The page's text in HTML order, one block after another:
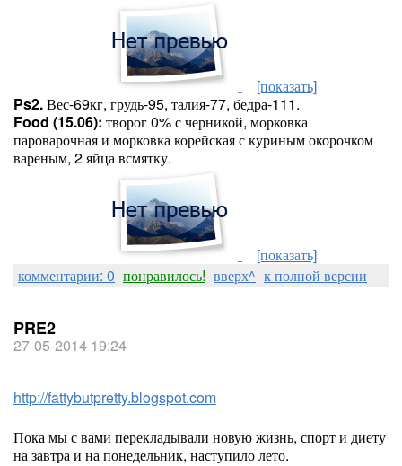
[показать]
Ps2.Вес-69кг, грудь-95, талия-77, бедра-111.
Food (15.06): творог 0% с черникой, морковка
пароварочная и морковка корейская с куриным окорочком
вареным, 2 яйца всмятку.
[показать]
комментарии: 0 понравилось! вверх^ к полной версии
PRE2
27-05-2014 19:24
http://fattybutpretty.blogspot.com
Пока мы с вами перекладывали новую жизнь, спорт и диету
на завтра и на понедельник, наступило лето.